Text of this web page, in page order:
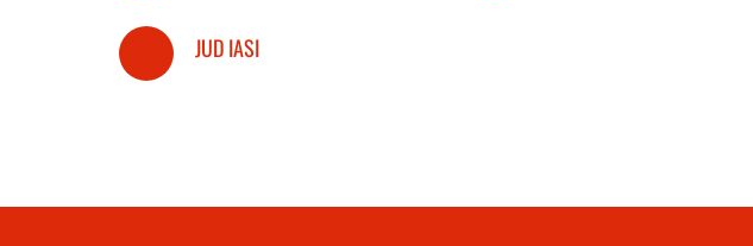
JUD IASI